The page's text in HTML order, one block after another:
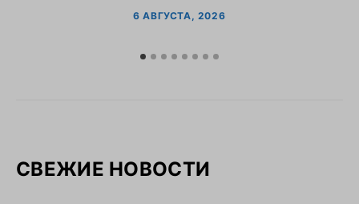
6 АВГУСТА, 2026
СВЕЖИЕ НОВОСТИ